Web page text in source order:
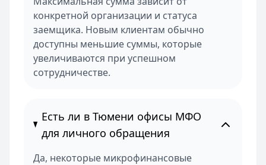
конкретной организации и статуса
заемщика. Новым клиентам обычно
доступны меньшие суммы, которые
увеличиваются при успешном
сотрудничестве.
Есть ли в Тюмени офисы МФО
для личного обращения
Да, некоторые микрофинансовые